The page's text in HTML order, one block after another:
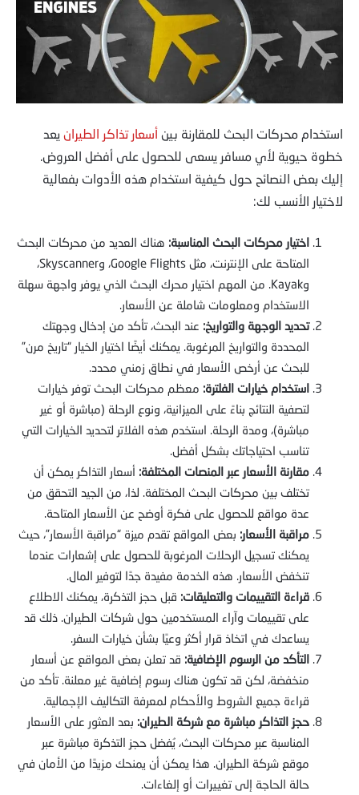
استخدام محركات البحث للمقارنة بين أسعار تذاكر الطيران يعد
خطوة حيوية لأي مسافر يسعى للحصول على أفضل العروض.
إليك بعض النصائح حول كيفية استخدام هذه الأدوات بفعالية
لاختيار الأنسب لك:
اختيار محركات البحث المناسبة: هناك العديد من محركات البحث
المتاحة على الإنترنت، مثل Google Flights، وSkyscanner،
وKayak. من المهم اختيار محرك البحث الذي يوفر واجهة سهلة
الاستخدام ومعلومات شاملة عن الأسعار.
تحديد الوجهة والتواريخ: عند البحث، تأكد من إدخال وجهتك
المحددة والتواريخ المرغوبة. يمكنك أيضًا اختيار الخيار “تاريخ مرن”
للبحث عن أرخص الأسعار في نطاق زمني محدد.
استخدام خيارات الفلترة: معظم محركات البحث توفر خيارات
لتصفية النتائج بناءً على الميزانية، ونوع الرحلة (مباشرة أو غير
مباشرة)، ومدة الرحلة. استخدم هذه الفلاتر لتحديد الخيارات التي
تناسب احتياجاتك بشكل أفضل.
مقارنة الأسعار عبر المنصات المختلفة: أسعار التذاكر يمكن أن
تختلف بين محركات البحث المختلفة. لذا، من الجيد التحقق من
عدة مواقع للحصول على فكرة أوضح عن الأسعار المتاحة.
مراقبة الأسعار: بعض المواقع تقدم ميزة “مراقبة الأسعار”، حيث
يمكنك تسجيل الرحلات المرغوبة للحصول على إشعارات عندما
تنخفض الأسعار. هذه الخدمة مفيدة جدًا لتوفير المال.
قراءة التقييمات والتعليقات: قبل حجز التذكرة، يمكنك الاطلاع
على تقييمات وآراء المستخدمين حول شركات الطيران. ذلك قد
يساعدك في اتخاذ قرار أكثر وعيًا بشأن خيارات السفر.
التأكد من الرسوم الإضافية: قد تعلن بعض المواقع عن أسعار
منخفضة، لكن قد تكون هناك رسوم إضافية غير معلنة. تأكد من
قراءة جميع الشروط والأحكام لمعرفة التكاليف الإجمالية.
حجز التذاكر مباشرة مع شركة الطيران: بعد العثور على الأسعار
المناسبة عبر محركات البحث، يُفضل حجز التذكرة مباشرة عبر
موقع شركة الطيران. هذا يمكن أن يمنحك مزيدًا من الأمان في
حالة الحاجة إلى تغييرات أو إلغاءات.